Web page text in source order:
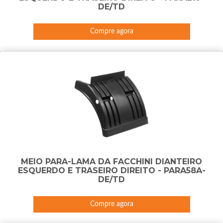
DE/TD
Compre agora
MEIO PARA-LAMA DA FACCHINI DIANTEIRO
ESQUERDO E TRASEIRO DIREITO - PARA58A-
DE/TD
Compre agora